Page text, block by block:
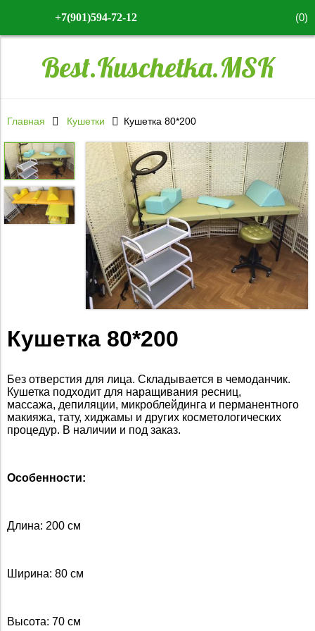
+7(901)594-72-12 (0)
Best.Kuschetka.MSK
Главная Кушетки Кушетка 80*200
Кушетка 80*200
Без отверстия для лица. Складывается в чемоданчик.
Кушетка подходит для наращивания ресниц,
массажа, депиляции, микроблейдинга и перманентного
макияжа, тату, хиджамы и других косметологических
процедур. В наличии и под заказ.
Особенности:
Длина: 200 см
Ширина: 80 см
Высота: 70 см